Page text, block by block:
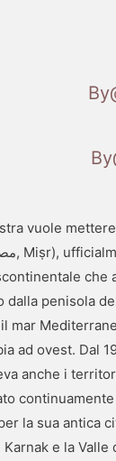
vuole
che
penisola
mar
ad ovest. Dal
anche i
la sua antica
e la